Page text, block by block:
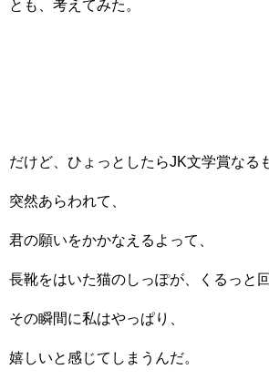
とも、考えてみた。
だけど、ひょっとしたらJK文学賞なる
突然あらわれて、
君の願いをかかなえるよって、
長靴をはいた猫のしっぽが、くるっと
その瞬間に私はやっぱり、
嬉しいと感じてしまうんだ。